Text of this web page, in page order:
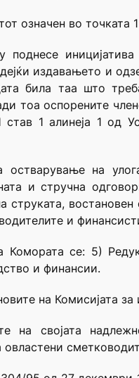
означен во точката
издавањето и
била таа што
тоа оспорените
1 алинеја 1 од
на
и стручна
и
се: 5)
и финансии.
на Комисијата
на својата